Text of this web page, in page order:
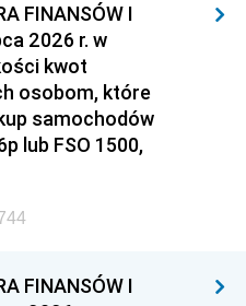
FINANSÓW I
2026 r. w
kwot
osobom, które
samochodów
lub FSO 1500,
FINANSÓW I